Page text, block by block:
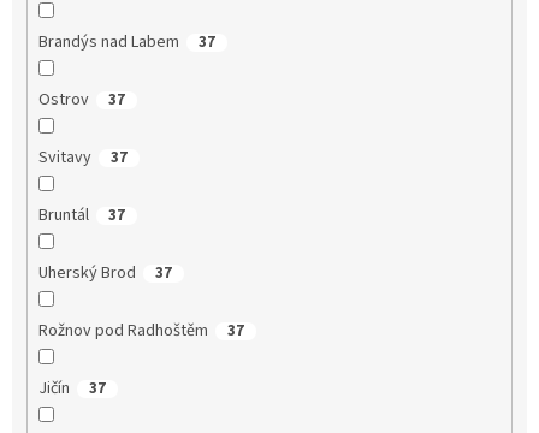
Brandýs nad Labem 37
Ostrov 37
Svitavy 37
Bruntál 37
Uherský Brod 37
Rožnov pod Radhoštěm 37
Jičín 37